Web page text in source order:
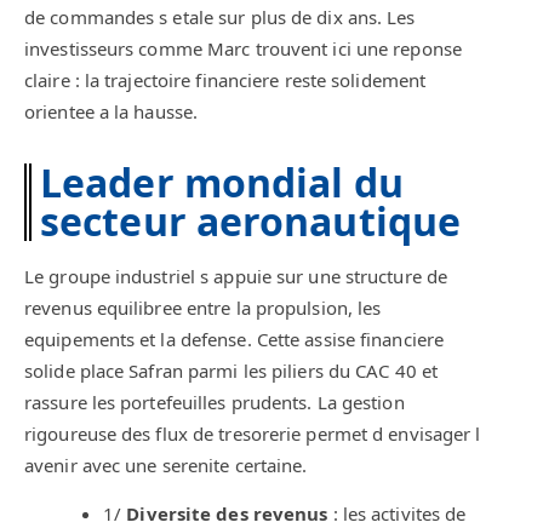
de commandes s etale sur plus de dix ans. Les
investisseurs comme Marc trouvent ici une reponse
claire : la trajectoire financiere reste solidement
orientee a la hausse.
Leader mondial du
secteur aeronautique
Le groupe industriel s appuie sur une structure de
revenus equilibree entre la propulsion, les
equipements et la defense. Cette assise financiere
solide place Safran parmi les piliers du CAC 40 et
rassure les portefeuilles prudents. La gestion
rigoureuse des flux de tresorerie permet d envisager l
avenir avec une serenite certaine.
1/ Diversite des revenus : les activites de